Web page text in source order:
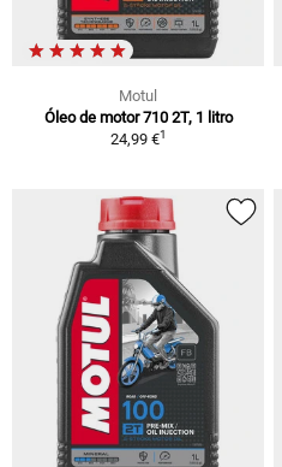
Motul
Óleo de motor 710 2T, 1 litro
24,99 €1